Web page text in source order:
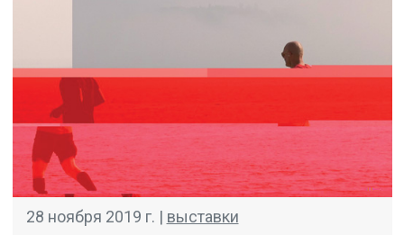
28 ноября 2019 г. | выставки